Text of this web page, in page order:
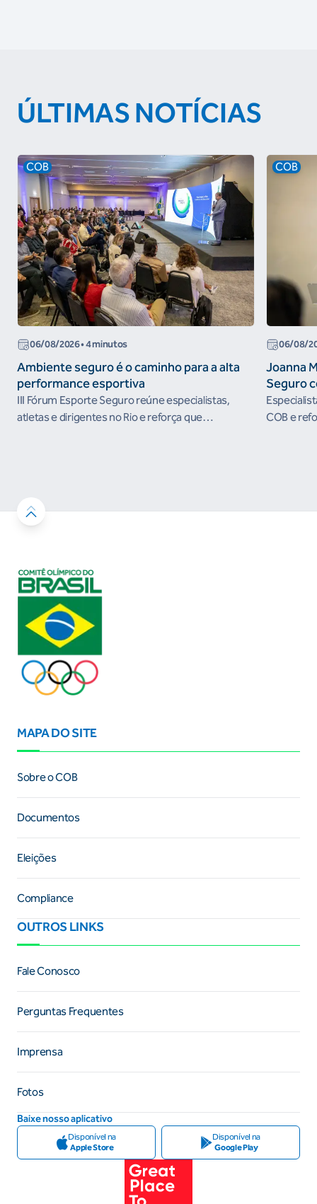
ÚLTIMAS NOTÍCIAS
COB
06/08/2026• 4 minutos
Ambiente seguro é o caminho para a alta
performance esportiva
III Fórum Esporte Seguro reúne especialistas,
atletas e dirigentes no Rio e reforça que
COB
06/08/
Joanna
Seguro
COB e
MAPA DO SITE
Sobre o COB
Documentos
Eleições
Compliance
OUTROS LINKS
Fale Conosco
Perguntas Frequentes
Imprensa
Fotos
Baixe nosso aplicativo
Disponível na
Apple Store
Disponível na
Google Play